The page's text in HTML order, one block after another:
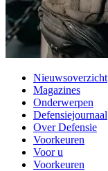
Nieuwsoverzicht
Magazines
Onderwerpen
Defensiejournaal
Over Defensie
Voorkeuren
Voor u
Voorkeuren